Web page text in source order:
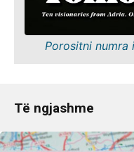
Porositni numra
Të ngjashme